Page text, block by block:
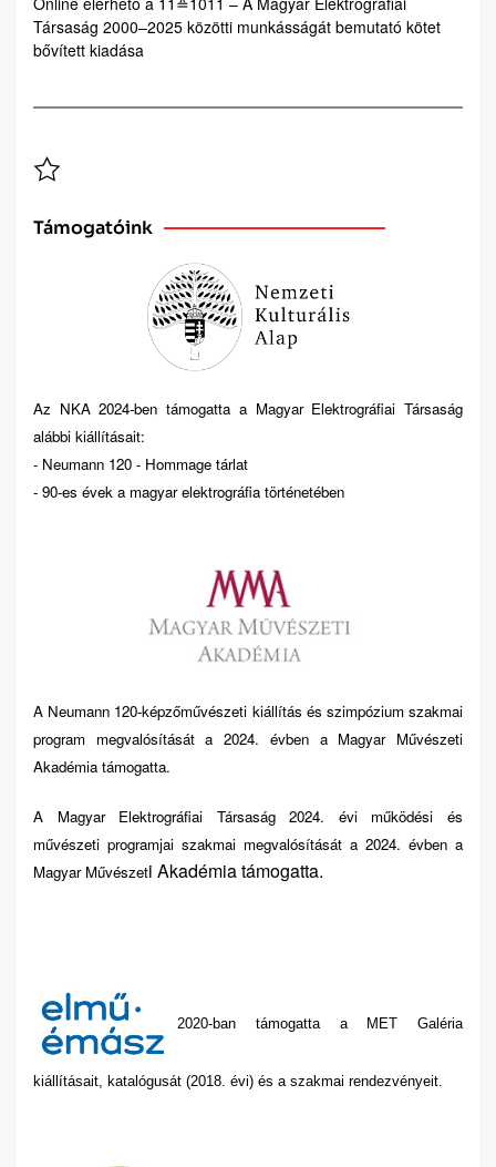
Társaság 2000–2025 közötti munkásságát bemutató kötet
bővített kiadása
Támogatóink
Az NKA 2024-ben támogatta a Magyar Elektrográfiai Társaság
alábbi kiállításait:
- Neumann 120 - Hommage tárlat
- 90-es évek a magyar elektrográfia történetében
A Neumann 120-képzőművészeti kiállítás és szimpózium szakmai
program megvalósítását a 2024. évben a Magyar Művészeti
Akadémia támogatta.
A Magyar Elektrográfiai Társaság 2024. évi működési és
művészeti programjai szakmai megvalósítását a 2024. évben a
Magyar Művészeti Akadémia támogatta.
2020-ban támogatta a MET Galéria
kiállításait, katalógusát (2018. évi) és a szakmai rendezvényeit.